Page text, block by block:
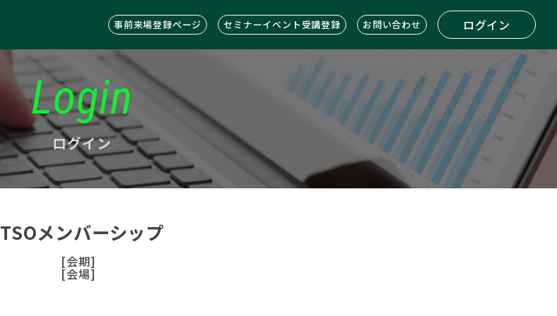
事前来場登録ページ セミナーイベント受講登録 お問い合わせ ログイン
Login
ログイン
TSOメンバーシップ
[会期]
[会場]